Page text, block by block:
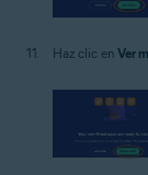
Haz clic en Ver